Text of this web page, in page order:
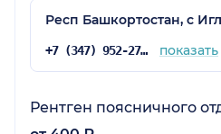
Респ Башкортостан, с
+7 (347) 952-27-45 показать
Рентген поясничного